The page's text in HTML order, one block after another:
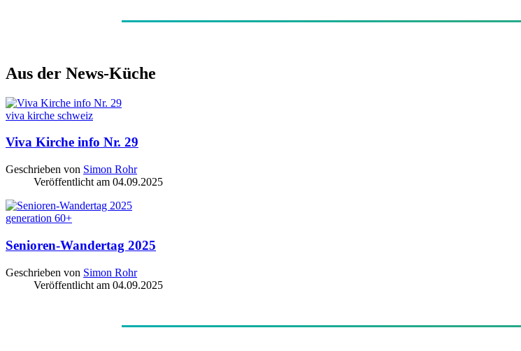
Aus der News-Küche
viva kirche schweiz
Viva Kirche info Nr. 29
Geschrieben von Simon Rohr
Veröffentlicht am 04.09.2025
generation 60+
Senioren-Wandertag 2025
Geschrieben von Simon Rohr
Veröffentlicht am 04.09.2025